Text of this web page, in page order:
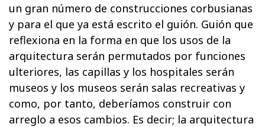
un gran número de construcciones corbusianas
y para el que ya está escrito el guión. Guión que
reflexiona en la forma en que los usos de la
arquitectura serán permutados por funciones
ulteriores, las capillas y los hospitales serán
museos y los museos serán salas recreativas y
como, por tanto, deberíamos construir con
arreglo a esos cambios. Es decir; la arquitectura